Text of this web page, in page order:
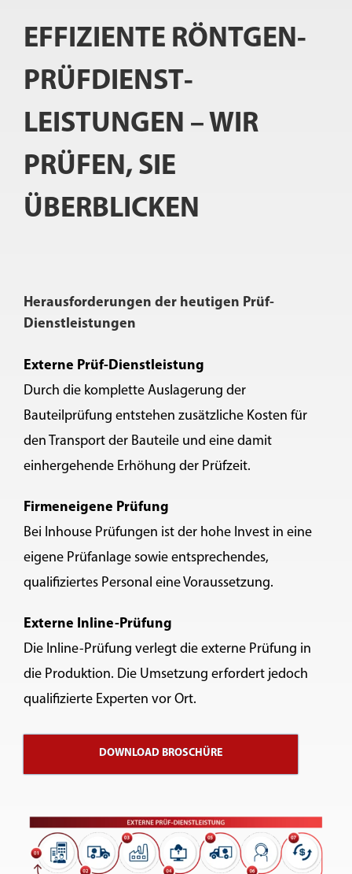
EFFIZIENTE RÖNTGEN­
PRÜF­DIENST­
LEISTUNGEN – WIR
PRÜFEN, SIE
ÜBERBLICKEN
Herausforderungen der heutigen Prüf-
Dienstleistungen
Externe Prüf-Dienstleistung
Durch die komplette Auslagerung der
Bauteilprüfung entstehen zusätzliche Kosten für
den Transport der Bauteile und eine damit
einhergehende Erhöhung der Prüfzeit.
Firmeneigene Prüfung
Bei Inhouse Prüfungen ist der hohe Invest in eine
eigene Prüfanlage sowie entsprechendes,
qualifiziertes Personal eine Voraussetzung.
Externe Inline-Prüfung
Die Inline-Prüfung verlegt die externe Prüfung in
die Produktion. Die Umsetzung erfordert jedoch
qualifizierte Experten vor Ort.
DOWNLOAD BROSCHÜRE